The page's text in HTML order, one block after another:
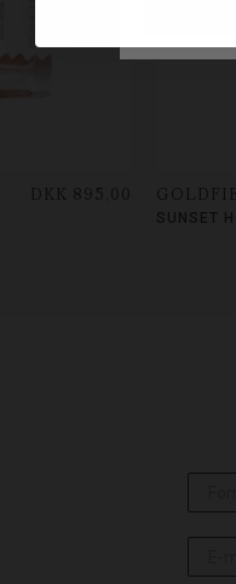
DKK 895,00
SUNSET